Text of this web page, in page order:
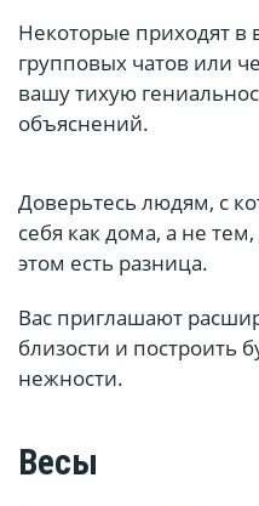
Некоторые приходят в
групповых чатов или
вашу тихую
объяснений.
Доверьтесь людям, с
себя как дома, а не
этом есть разница.
Вас приглашают
близости и построить
нежности.
Весы